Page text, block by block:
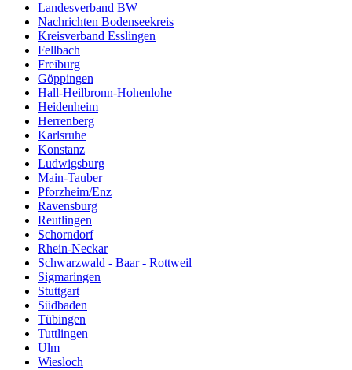
Landesverband BW
Nachrichten Bodenseekreis
Kreisverband Esslingen
Fellbach
Freiburg
Göppingen
Hall-Heilbronn-Hohenlohe
Heidenheim
Herrenberg
Karlsruhe
Konstanz
Ludwigsburg
Main-Tauber
Pforzheim/Enz
Ravensburg
Reutlingen
Schorndorf
Rhein-Neckar
Schwarzwald - Baar - Rottweil
Sigmaringen
Stuttgart
Südbaden
Tübingen
Tuttlingen
Ulm
Wiesloch